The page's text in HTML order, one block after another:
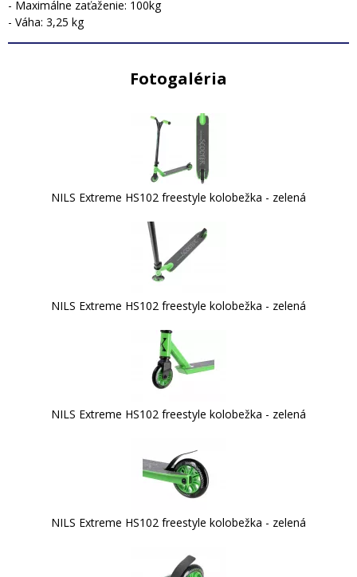
- Maximálne zaťaženie: 100kg
- Váha: 3,25 kg
Fotogaléria
NILS Extreme HS102 freestyle kolobežka - zelená
NILS Extreme HS102 freestyle kolobežka - zelená
NILS Extreme HS102 freestyle kolobežka - zelená
NILS Extreme HS102 freestyle kolobežka - zelená